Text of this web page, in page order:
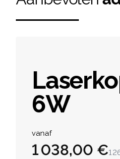
6W
Product
vanaf
1 038,00 €1